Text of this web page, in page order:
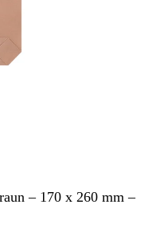
– 170 x 260 mm –